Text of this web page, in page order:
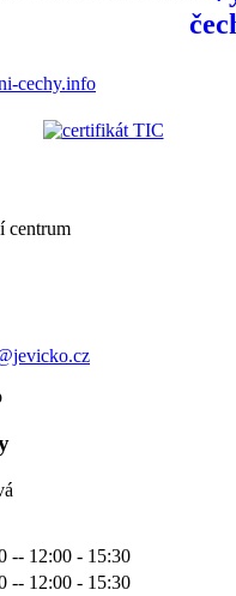
cechy.info
centrum
-- 12:00 - 15:30
-- 12:00 - 15:30